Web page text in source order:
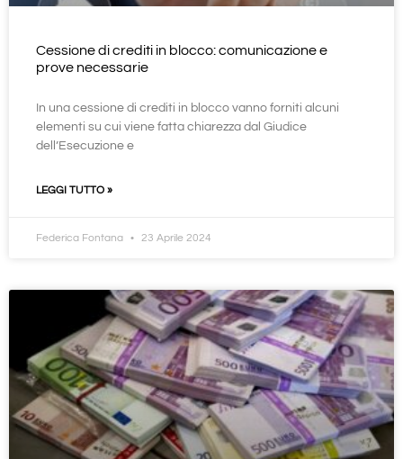
Cessione di crediti in blocco: comunicazione e
prove necessarie
In una cessione di crediti in blocco vanno forniti alcuni
elementi su cui viene fatta chiarezza dal Giudice
dell’Esecuzione e
LEGGI TUTTO »
Federica Fontana 23 Aprile 2024